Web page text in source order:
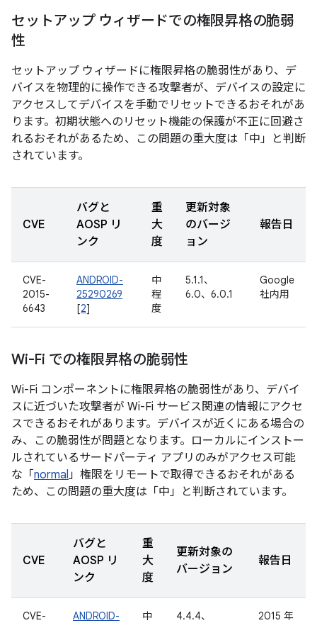
セットアップ ウィザードでの権限昇格の脆弱
性
セットアップ ウィザードに権限昇格の脆弱性があり、デ
バイスを物理的に操作できる攻撃者が、デバイスの設定に
アクセスしてデバイスを手動でリセットできるおそれがあ
ります。初期状態へのリセット機能の保護が不正に回避さ
れるおそれがあるため、この問題の重大度は「中」と判断
されています。
CVE
バグと
AOSP リ
ンク
重
大
度
更新対象
のバージ
ョン
報告日
CVE-
2015-
6643
ANDROID-
25290269
[2]
中
程
度
5.1.1、
6.0、6.0.1
Google
社内用
Wi-Fi での権限昇格の脆弱性
Wi-Fi コンポーネントに権限昇格の脆弱性があり、デバイ
スに近づいた攻撃者が Wi-Fi サービス関連の情報にアクセ
スできるおそれがあります。デバイスが近くにある場合の
み、この脆弱性が問題となります。ローカルにインストー
ルされているサードパーティ アプリのみがアクセス可能
な「 normal」権限をリモートで取得できるおそれがある
ため、この問題の重大度は「中」と判断されています。
CVE
バグと
AOSP リ
ンク
重
大
度
更新対象の
バージョン
報告日
CVE- ANDROID- 中 4.4.4、 2015 年